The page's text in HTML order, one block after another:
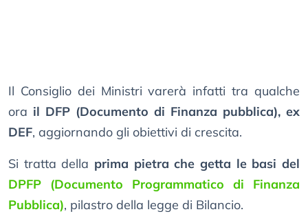
Il Consiglio dei Ministri varerà infatti tra qualche
ora il DFP (Documento di Finanza pubblica), ex
DEF, aggiornando gli obiettivi di crescita.
Si tratta della prima pietra che getta le basi del
DPFP (Documento Programmatico di Finanza
Pubblica), pilastro della legge di Bilancio.